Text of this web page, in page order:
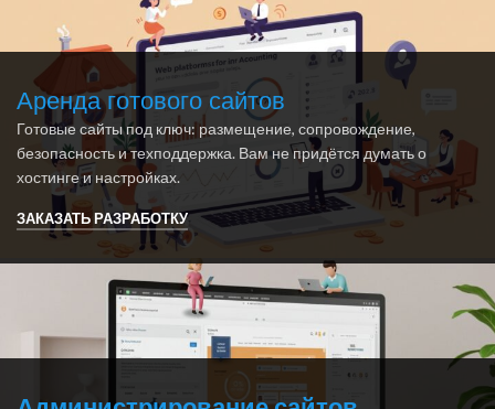
Аренда готового сайтов
Готовые сайты под ключ: размещение, сопровождение,
безопасность и техподдержка. Вам не придётся думать о
хостинге и настройках.
ЗАКАЗАТЬ РАЗРАБОТКУ